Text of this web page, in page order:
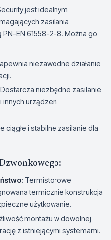
jest idealnym
zasilania
EN 61558-2-8. Można go
niezawodne działanie
Dostarcza niezbędne zasilanie
innych urządzeń
ciągłe i stabilne zasilanie dla
Termistorowe
termicznie konstrukcja
użytkowanie.
montażu w dowolnej
z istniejącymi systemami.